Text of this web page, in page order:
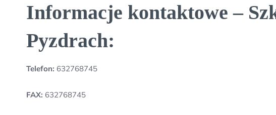
Informacje kontaktowe –
Pyzdrach:
Telefon: 632768745
FAX: 632768745